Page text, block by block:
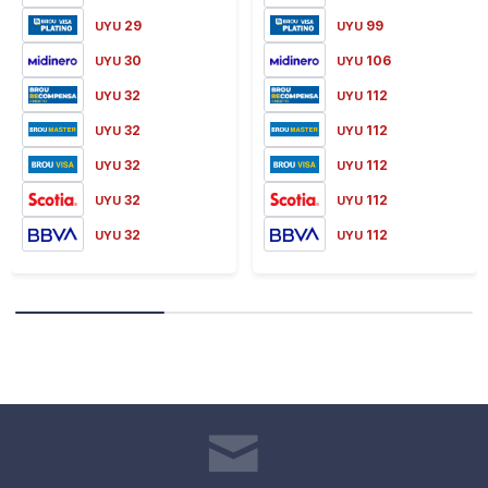
UYU 29
UYU 30
UYU 32
UYU 32
UYU 32
UYU 32
UYU 32
UYU 99
UYU 106
UYU 112
UYU 112
UYU 112
UYU 112
UYU 112